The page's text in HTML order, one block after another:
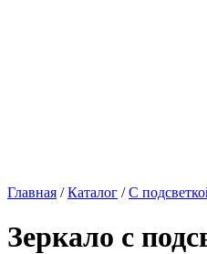
Главная /Каталог /С
Зеркало с